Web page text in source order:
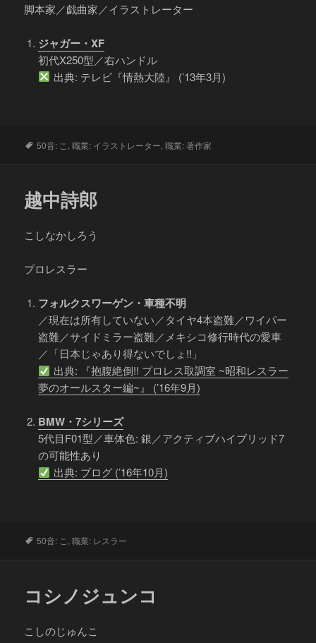
脚本家／戯曲家／イラストレーター
ジャガー・XF
初代X250型／右ハンドル
出典: テレビ『情熱大陸』 (’13年3月)
タ
50音: こ ,職業: イラストレーター,職業: 著作家
越中詩郎
こしなかしろう
プロレスラー
フォルクスワーゲン・車種不明
／現在は所有していない／タイヤ4本盗難／ワイパー
盗難／サイドミラー盗難／メキシコ修行時代の愛車
／「日本じゃあり得ないでしょ!!」
出典: 『抱腹絶倒!! プロレス取調室 ~昭和レスラー
夢のオールスター編~』 (’16年9月)
BMW・7シリーズ
5代目F01型／車体色: 銀／アクティブハイブリッド7
の可能性あり
出典: ブログ (’16年10月)
タ
50音: こ ,職業: レスラー
コシノジュンコ
こしのじゅんこ